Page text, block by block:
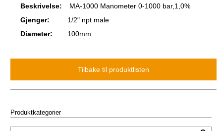
Beskrivelse:
MA-1000 Manometer 0-1000 bar,1,0%
Gjenger:
1/2" npt male
Diameter:
100mm
Produktkategorier